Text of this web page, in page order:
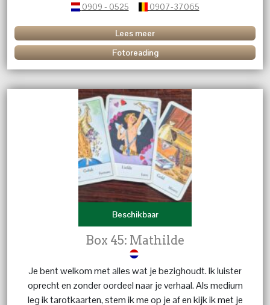
0909 - 0525 0907-37065
Lees meer
Fotoreading
Beschikbaar
Box 45: Mathilde
Je bent welkom met alles wat je bezighoudt. Ik luister
oprecht en zonder oordeel naar je verhaal. Als medium
leg ik tarotkaarten, stem ik me op je af en kijk ik met je